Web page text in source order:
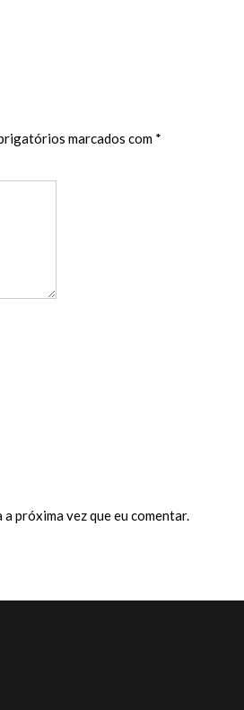
marcados com *
próxima vez que eu comentar.